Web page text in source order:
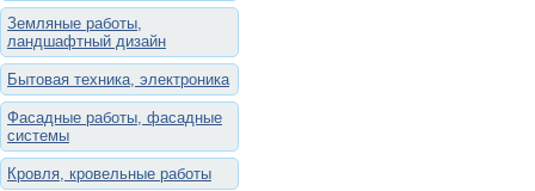
Земляные работы,
ландшафтный дизайн
Бытовая техника, электроника
Фасадные работы, фасадные
системы
Кровля, кровельные работы